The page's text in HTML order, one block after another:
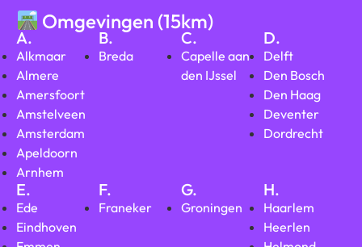
Omgevingen (15km)
A.
Alkmaar
Almere
Amersfoort
Amstelveen
Amsterdam
Apeldoorn
Arnhem
B.
Breda
C.
Capelle aan
den IJssel
D.
Delft
Den Bosch
Den Haag
Deventer
Dordrecht
E.
Ede
Eindhoven
F.
Franeker
G.
Groningen
H.
Haarlem
Heerlen